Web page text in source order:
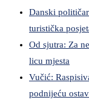
Danski
turistička
Od sjutra: Za
licu mjesta
Vučić:
podnijeću